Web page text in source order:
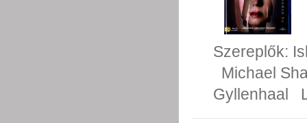
Szereplők:
Michael
Gyllenhaal